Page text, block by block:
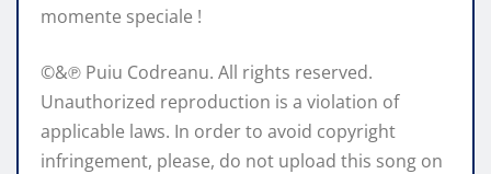
momente speciale !
©&℗ Puiu Codreanu. All rights reserved.
Unauthorized reproduction is a violation of
applicable laws. In order to avoid copyright
infringement, please, do not upload this song on